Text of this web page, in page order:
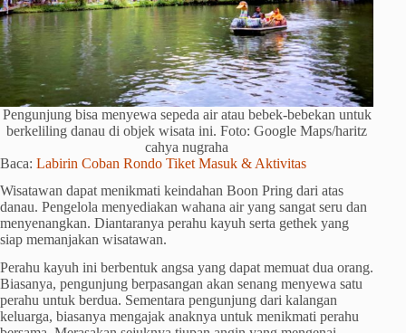
Pengunjung bisa menyewa sepeda air atau bebek-bebekan untuk
berkeliling danau di objek wisata ini. Foto: Google Maps/haritz
cahya nugraha
Baca: Labirin Coban Rondo Tiket Masuk & Aktivitas
Wisatawan dapat menikmati keindahan Boon Pring dari atas
danau. Pengelola menyediakan wahana air yang sangat seru dan
menyenangkan. Diantaranya perahu kayuh serta gethek yang
siap memanjakan wisatawan.
Perahu kayuh ini berbentuk angsa yang dapat memuat dua orang.
Biasanya, pengunjung berpasangan akan senang menyewa satu
perahu untuk berdua. Sementara pengunjung dari kalangan
keluarga, biasanya mengajak anaknya untuk menikmati perahu